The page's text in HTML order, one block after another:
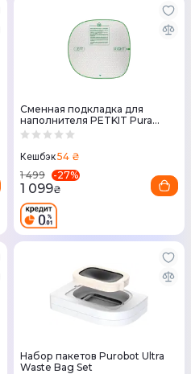
Сменная подкладка для
наполнителя PETKIT Pura
Max2 High Performance Cat
Кешбэк54 ₴
1 499
-27%
1 099₴
Набор пакетов Purobot Ultra
Waste Bag Set